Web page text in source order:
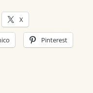
X
Pinterest